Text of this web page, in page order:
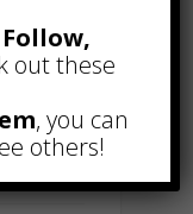
i 5
Torino
Follow,
out these
, you can
others!